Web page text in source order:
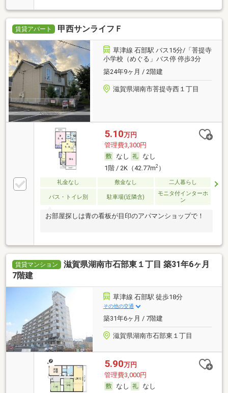
賃貸アパート 甲西サンライフＦ
草津線 石部駅 バス15分/「菩提寺
小学校（めぐる」バス停 停歩3分
築24年9ヶ月 / 2階建
滋賀県湖南市菩提寺西１丁目
5.10万円
管理費3,300円
なし
なし
1階 / 2K（42.77m2）
礼金なし 敷金なし 二人暮らし
バス・トイレ別 駐車場(近隣含)
モニタ付インターホ
ン
お部屋探しは青の看板が目印のアパマンショップで！
賃貸マンション
滋賀県湖南市石部東１丁目 築31年6ヶ月
7階建
草津線 石部駅 徒歩18分
その他の交通
築31年6ヶ月 / 7階建
滋賀県湖南市石部東１丁目
5.90万円
管理費3,000円
なし
なし